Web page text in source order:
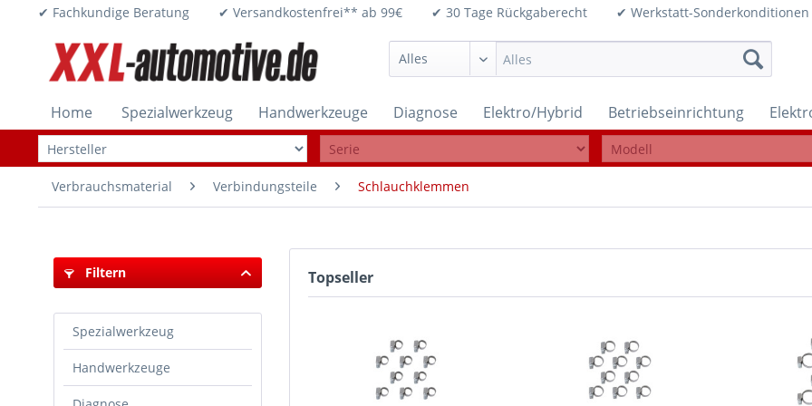
✔ Fachkundige Beratung ✔ Versandkostenfrei** ab 99€ ✔ 30 Tage Rückgaberecht ✔ Werkstatt-
Home Spezialwerkzeug Handwerkzeuge Diagnose Elektro/Hybrid Betriebseinrichtung
Verbrauchsmaterial Verbindungsteile Schlauchklemmen
Filtern
Spezialwerkzeug
Handwerkzeuge
Topseller